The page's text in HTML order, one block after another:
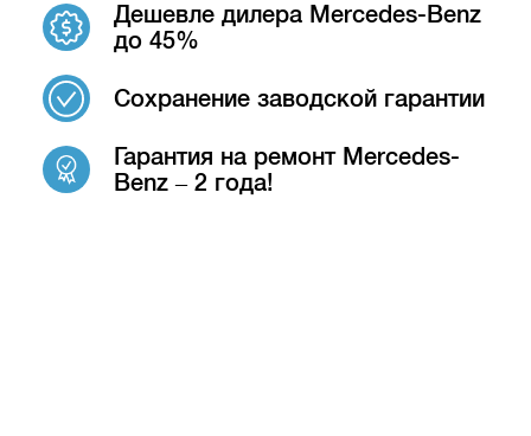
Дешевле дилера Mercedes-Benz
до 45%
Сохранение заводской гарантии
Гарантия на ремонт Mercedes-
Benz – 2 года!